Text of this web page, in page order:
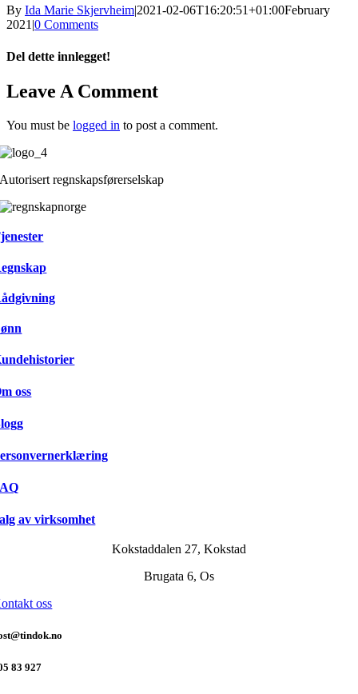
By Ida Marie Skjervheim|2021-02-06T16:20:51+01:00February
2021|0 Comments
Del dette innlegget!
Facebook
X
Reddit
LinkedIn
WhatsApp
Tumblr
Pinterest
Vk
Xing
Email
Leave A Comment
You must be logged in to post a comment.
Autorisert regnskapsførerselskap
oss
av virksomhet
Kokstaddalen 27, Kokstad
Brugata 6, Os
oss
83 927